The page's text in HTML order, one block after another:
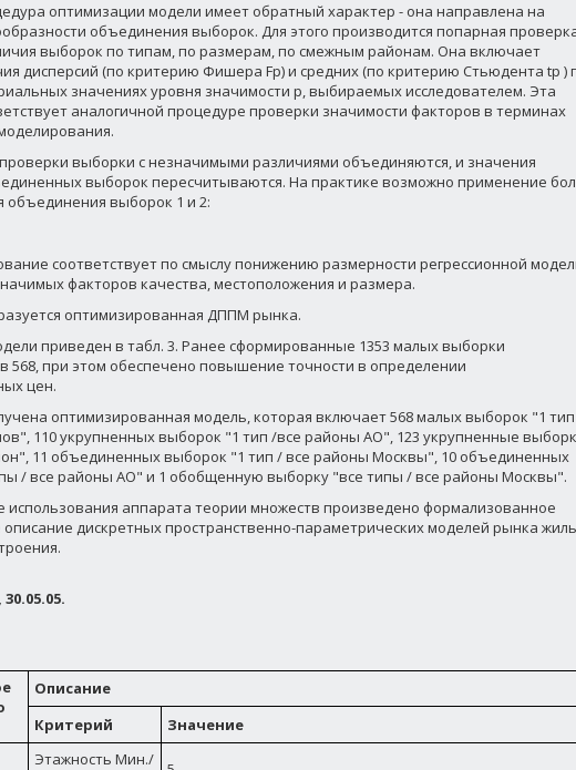
оптимизации модели имеет обратный характер - она направлена на
объединения выборок. Для этого производится попарная
выборок по типам, по размерам, по смежным районам. Она включает
дисперсий (по критерию Фишера Fp) и средних (по критерию Стьюдента tp )
значениях уровня значимости р, выбираемых исследователем. Эта
аналогичной процедуре проверки значимости факторов в терминах
выборки с незначимыми различиями объединяются, и значения
выборок пересчитываются. На практике возможно применение
объединения выборок 1 и 2:
соответствует по смыслу понижению размерности регрессионной
факторов качества, местоположения и размера.
оптимизированная ДППМ рынка.
приведен в табл. 3. Ранее сформированные 1353 малых выборки
568, при этом обеспечено повышение точности в определении
цен.
оптимизированная модель, которая включает 568 малых выборок "1
110 укрупненных выборок "1 тип /все районы АО", 123 укрупненные
11 объединенных выборок "1 тип / все районы Москвы", 10 объединенных
/ все районы АО" и 1 обобщенную выборку "все типы / все районы Москвы".
использования аппарата теории множеств произведено формализованное
дискретных пространственно-параметрических моделей рынка
Описание
Критерий
Значение
Этажность Мин./